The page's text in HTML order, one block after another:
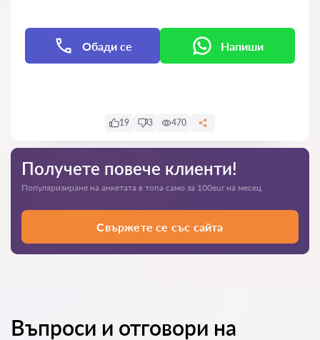
Обади се Напиши
19 3 470
Получете повече клиенти!
Популяризиране на анкетата в топа само за 100eur на месец
Свържете се със сайта
Въпроси и отговори на